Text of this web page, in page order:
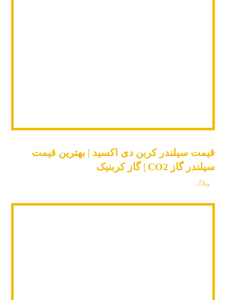
قیمت سیلندر کربن دی اکسید | بهترین قیمت
سیلندر گاز CO2 | گاز کربنیک
وبلاگ